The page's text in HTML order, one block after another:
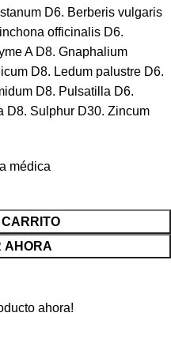
D6. Berberis vulgaris
officinalis D6.
A D8. Gnaphalium
D8. Ledum palustre D6.
D8. Pulsatilla D6.
D8. Sulphur D30. Zincum
médica
AHORA
ahora!